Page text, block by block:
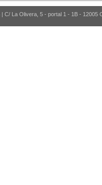
C/ La Olivera, 5 - portal 1 - 1B - 12005